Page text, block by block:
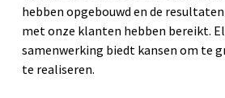
hebben opgebouwd en de
met onze klanten hebben bereikt.
samenwerking biedt kansen om te
te realiseren.